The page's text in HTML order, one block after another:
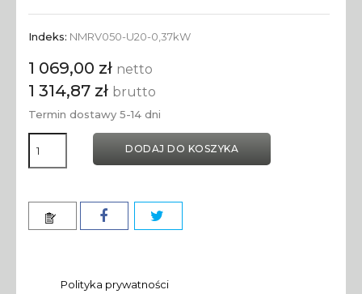
Indeks: NMRV050-U20-0,37kW
1 069,00 zł netto
1 314,87 zł brutto
Termin dostawy 5-14 dni
DODAJ DO KOSZYKA
Polityka prywatności